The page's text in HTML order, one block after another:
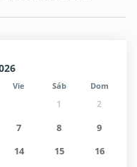
Vie Sáb Dom
1
2
7 8
9
14 15
16